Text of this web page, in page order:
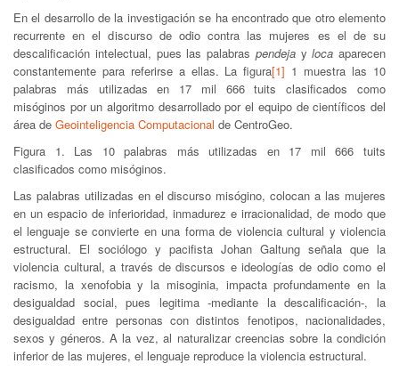
En el desarrollo de la investigación se ha encontrado que otro elemento
recurrente en el discurso de odio contra las mujeres es el de su
descalificación intelectual, pues las palabras pendejayloca aparecen
constantemente para referirse a ellas. La figura[1] 1 muestra las 10
palabras más utilizadas en 17 mil 666 tuits clasificados como
misóginos por un algoritmo desarrollado por el equipo de científicos del
área de Geointeligencia Computacional de CentroGeo.
Figura 1. Las 10 palabras más utilizadas en 17 mil 666 tuits
clasificados como misóginos.
Las palabras utilizadas en el discurso misógino, colocan a las mujeres
en un espacio de inferioridad, inmadurez e irracionalidad, de modo que
el lenguaje se convierte en una forma de violencia cultural y violencia
estructural. El sociólogo y pacifista Johan Galtung señala que la
violencia cultural, a través de discursos e ideologías de odio como el
racismo, la xenofobia y la misoginia, impacta profundamente en la
desigualdad social, pues legitima -mediante la descalificación-, la
desigualdad entre personas con distintos fenotipos, nacionalidades,
sexos y géneros. A la vez, al naturalizar creencias sobre la condición
inferior de las mujeres, el lenguaje reproduce la violencia estructural.